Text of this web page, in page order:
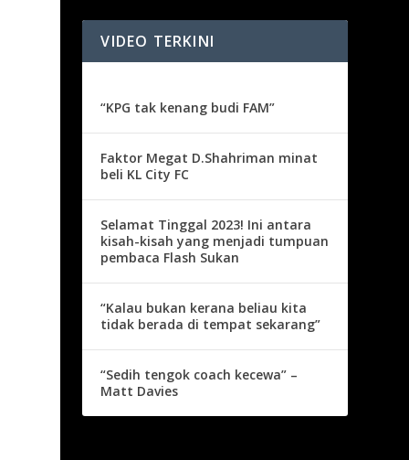
VIDEO TERKINI
“KPG tak kenang budi FAM”
Faktor Megat D.Shahriman minat
beli KL City FC
Selamat Tinggal 2023! Ini antara
kisah-kisah yang menjadi tumpuan
pembaca Flash Sukan
“Kalau bukan kerana beliau kita
tidak berada di tempat sekarang”
“Sedih tengok coach kecewa” –
Matt Davies